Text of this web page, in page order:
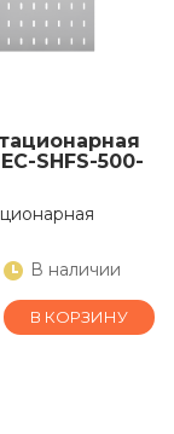
SHFS-500-
В наличии
В КОРЗИНУ